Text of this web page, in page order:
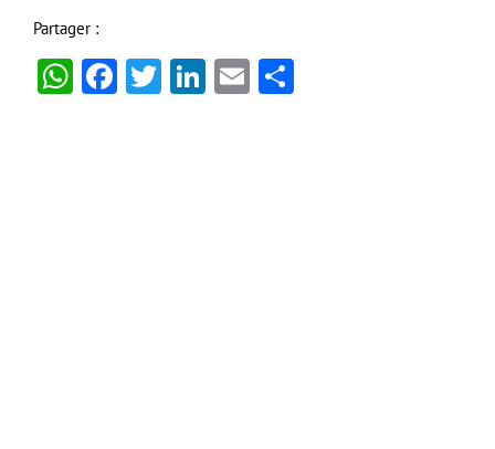
Partager :
WhatsApp
Facebook
Twitter
LinkedIn
Email